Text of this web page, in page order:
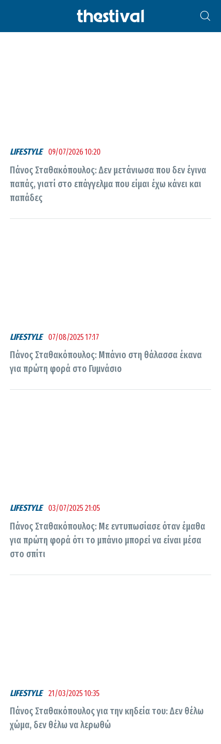
ΠΆΝΟΣ ΣΤΑΘΑΚΌΠΟΥΛΟΣ
LIFESTYLE 09/07/2026 10:20
Πάνος Σταθακόπουλος: Δεν μετάνιωσα που δεν έγινα
παπάς, γιατί στο επάγγελμα που είμαι έχω κάνει και
παπάδες
LIFESTYLE 07/08/2025 17:17
Πάνος Σταθακόπουλος: Μπάνιο στη θάλασσα έκανα
για πρώτη φορά στο Γυμνάσιο
LIFESTYLE 03/07/2025 21:05
Πάνος Σταθακόπουλος: Με εντυπωσίασε όταν έμαθα
για πρώτη φορά ότι το μπάνιο μπορεί να είναι μέσα
στο σπίτι
LIFESTYLE 21/03/2025 10:35
Πάνος Σταθακόπουλος για την κηδεία του: Δεν θέλω
χώμα, δεν θέλω να λερωθώ